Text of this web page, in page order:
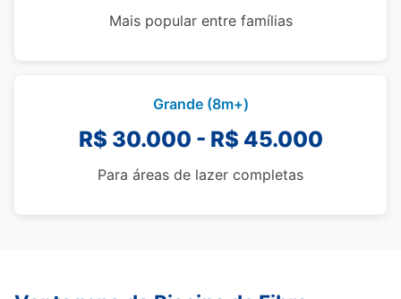
Mais popular entre famílias
Grande (8m+)
R$ 30.000 - R$ 45.000
Para áreas de lazer completas